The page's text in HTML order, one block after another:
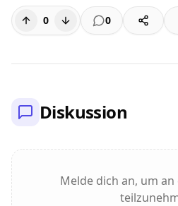
0 0
Diskussion
Melde dich an, um